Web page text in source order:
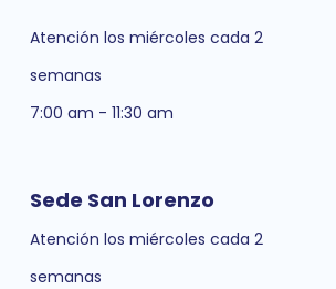
Atención los miércoles cada 2
semanas
7:00 am - 11:30 am
Sede San Lorenzo
Atención los miércoles cada 2
semanas